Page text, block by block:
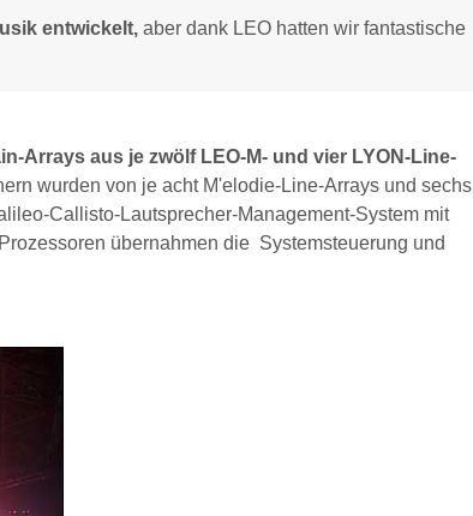
entwickelt, aber dank LEO hatten wir fantastische
Arrays aus je zwölf LEO-M- und vier LYON-Line-
wurden von je acht M'elodie-Line-Arrays und sechs
Callisto-Lautsprecher-Management-System mit
übernahmen die Systemsteuerung und